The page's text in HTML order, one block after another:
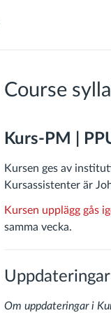
Course
Kurs-PM |
Kursen ges av
Kursassistenter är
Kursen upplägg gås
samma vecka.
Om uppdateringar i